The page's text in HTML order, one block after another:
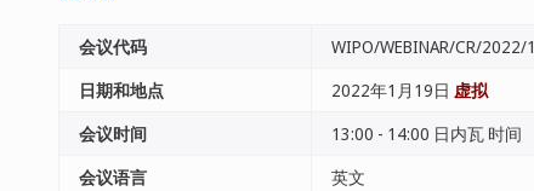
会议代码
WIPO/WEBINAR/CR/2022/1
日期和地点
2022年1月19日 虚拟
会议时间
13:00 - 14:00 日内瓦 时间
会议语言
英文